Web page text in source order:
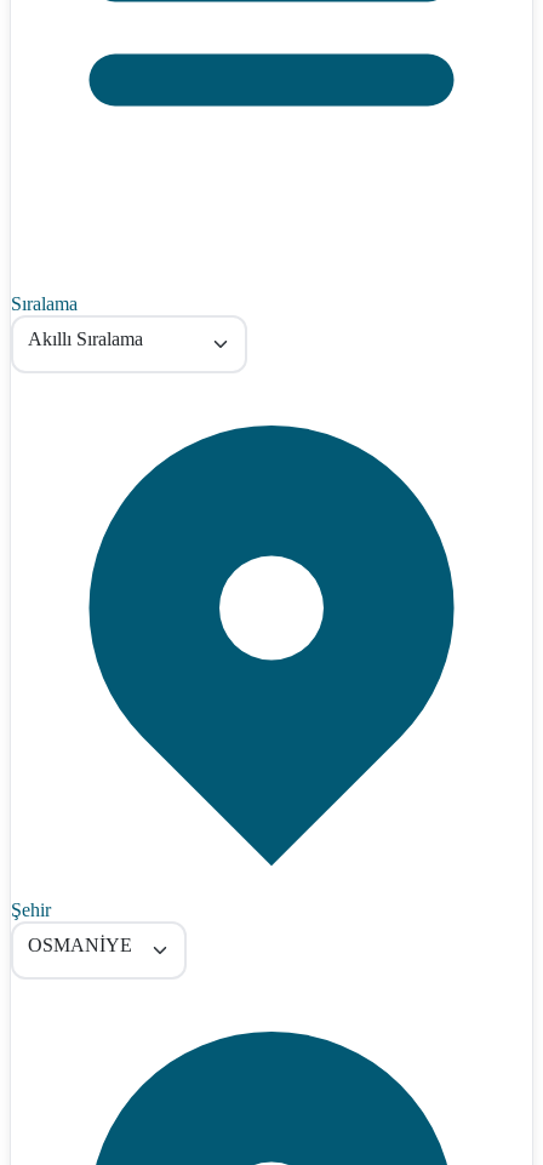
Sıralama
Akıllı Sıralama
Şehir
OSMANİYE